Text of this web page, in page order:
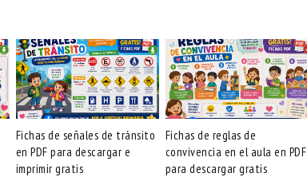
Fichas de señales de tránsito
en PDF para descargar e
imprimir gratis
Fichas de reglas de
convivencia en el aula en PDF
para descargar gratis